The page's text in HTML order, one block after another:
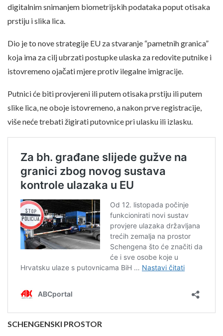
digitalnim snimanjem biometrijskih podataka poput otisaka
prstiju i slika lica.
Dio je to nove strategije EU za stvaranje “pametnih granica”
koja ima za cilj ubrzati postupke ulaska za redovite putnike i
istovremeno ojačati mjere protiv ilegalne imigracije.
Putnici će biti provjereni ili putem otisaka prstiju ili putem
slike lica, ne oboje istovremeno, a nakon prve registracije,
više neće trebati žigirati putovnice pri ulasku ili izlasku.
SCHENGENSKI PROSTOR